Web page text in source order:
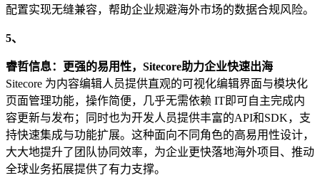
配置实现无缝兼容，帮助企业规避海外市场的数据合规风险。
5、
睿哲信息：更强的易用性，Sitecore助力企业快速出海
Sitecore 为内容编辑人员提供直观的可视化编辑界面与模块化
页面管理功能，操作简便，几乎无需依赖 IT即可自主完成内
容更新与发布；同时也为开发人员提供丰富的API和SDK，支
持快速集成与功能扩展。这种面向不同角色的高易用性设计，
大大地提升了团队协同效率，为企业更快落地海外项目、推动
全球业务拓展提供了有力支撑。